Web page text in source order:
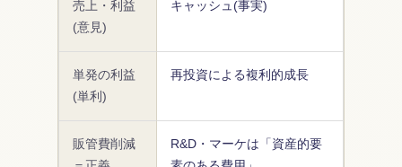
売上・利益
(意見)
キャッシュ(事実)
単発の利益
(単利)
再投資による複利的成長
販管費削減
R&D・マーケは「資産的要